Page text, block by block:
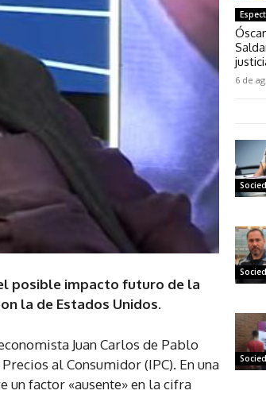
posible impacto futuro de la
la de Estados Unidos.
Juan Carlos de Pablo
al Consumidor (IPC). En una
un factor «ausente» en la cifra
6 de